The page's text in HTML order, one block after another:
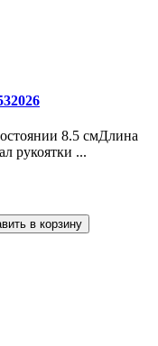
8.5 смДлина
рукоятки ...